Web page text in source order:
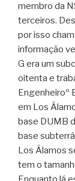
membro da
terceiros.
por isso
informação
G era um
oitenta e
Engenheiroº
em Los
base DUMB
base
Los Álamos
tem o